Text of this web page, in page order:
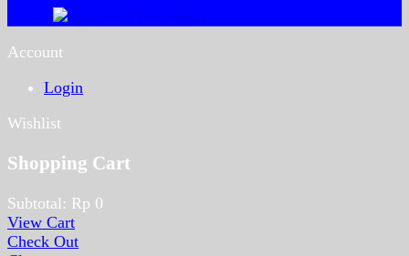
Account
Login
Wishlist
Shopping Cart
Subtotal: Rp 0
View Cart
Check Out